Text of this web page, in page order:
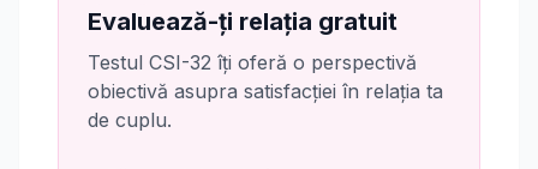
Evaluează-ți relația gratuit
Testul CSI-32 îți oferă o perspectivă
obiectivă asupra satisfacției în relația ta
de cuplu.